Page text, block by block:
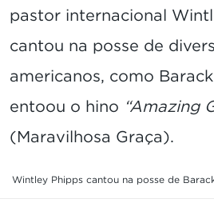
pastor internacional
cantou na posse de
americanos, como
entoou o hino “Amazing
(Maravilhosa Graça).
Wintley Phipps cantou na posse de